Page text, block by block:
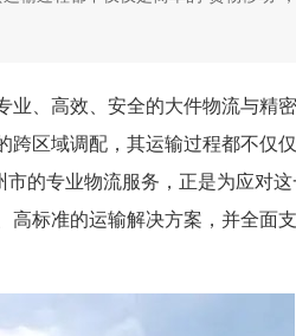
业、高效、安全的大件物流与精
跨区域调配，其运输过程都不仅
的专业物流服务，正是为应对
高标准的运输解决方案，并全面